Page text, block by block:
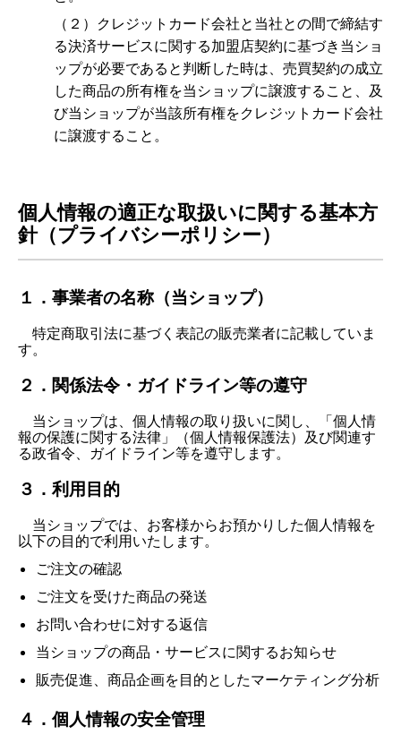
（２）クレジットカード会社と当社との間で締結す
る決済サービスに関する加盟店契約に基づき当ショ
ップが必要であると判断した時は、売買契約の成立
した商品の所有権を当ショップに譲渡すること、及
び当ショップが当該所有権をクレジットカード会社
に譲渡すること。
個人情報の適正な取扱いに関する基本方
針（プライバシーポリシー）
１．事業者の名称（当ショップ）
特定商取引法に基づく表記の販売業者に記載していま
す。
２．関係法令・ガイドライン等の遵守
当ショップは、個人情報の取り扱いに関し、「個人情
報の保護に関する法律」（個人情報保護法）及び関連す
る政省令、ガイドライン等を遵守します。
３．利用目的
当ショップでは、お客様からお預かりした個人情報を
以下の目的で利用いたします。
ご注文の確認
ご注文を受けた商品の発送
お問い合わせに対する返信
当ショップの商品・サービスに関するお知らせ
販売促進、商品企画を目的としたマーケティング分析
４．個人情報の安全管理